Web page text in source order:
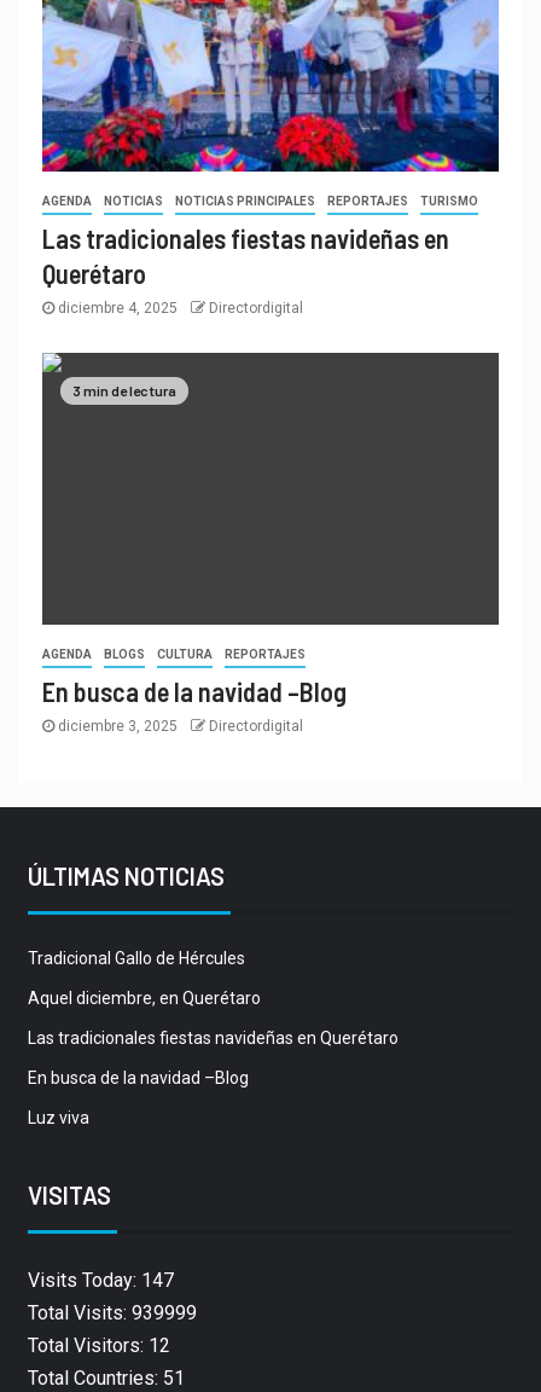
AGENDA NOTICIAS NOTICIAS PRINCIPALES REPORTAJES TURISMO
Las tradicionales fiestas navideñas en
Querétaro
diciembre 4, 2025 Directordigital
3 min de lectura
AGENDA BLOGS CULTURA REPORTAJES
En busca de la navidad –Blog
diciembre 3, 2025 Directordigital
ÚLTIMAS NOTICIAS
Tradicional Gallo de Hércules
Aquel diciembre, en Querétaro
Las tradicionales fiestas navideñas en Querétaro
En busca de la navidad –Blog
Luz viva
VISITAS
Visits Today: 147
Total Visits: 939999
Total Visitors: 12
Total Countries: 51